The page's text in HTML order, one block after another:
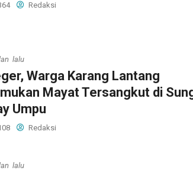
Redaksi
lalu
Warga Karang Lantang
Mayat Tersangkut di
Umpu
Redaksi
lalu